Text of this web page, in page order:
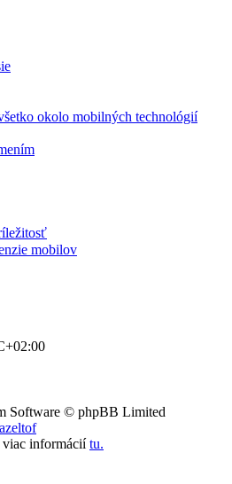
okolo mobilných technológií
mobilov
Software © phpBB Limited
viac informáciítu.